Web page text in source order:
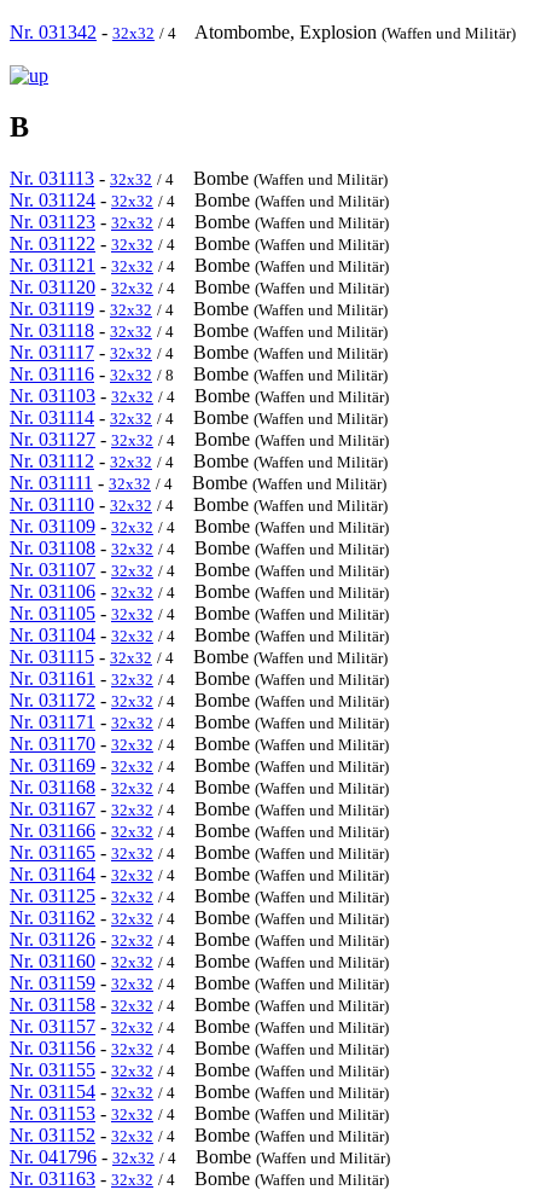
Nr. 031342 - 32x32 / 4 Atombombe, Explosion (Waffen und Militär)
B
Nr. 031113 - 32x32 / 4 Bombe (Waffen und Militär)
Nr. 031124 - 32x32 / 4 Bombe (Waffen und Militär)
Nr. 031123 - 32x32 / 4 Bombe (Waffen und Militär)
Nr. 031122 - 32x32 / 4 Bombe (Waffen und Militär)
Nr. 031121 - 32x32 / 4 Bombe (Waffen und Militär)
Nr. 031120 - 32x32 / 4 Bombe (Waffen und Militär)
Nr. 031119 - 32x32 / 4 Bombe (Waffen und Militär)
Nr. 031118 - 32x32 / 4 Bombe (Waffen und Militär)
Nr. 031117 - 32x32 / 4 Bombe (Waffen und Militär)
Nr. 031116 - 32x32 / 8 Bombe (Waffen und Militär)
Nr. 031103 - 32x32 / 4 Bombe (Waffen und Militär)
Nr. 031114 - 32x32 / 4 Bombe (Waffen und Militär)
Nr. 031127 - 32x32 / 4 Bombe (Waffen und Militär)
Nr. 031112 - 32x32 / 4 Bombe (Waffen und Militär)
Nr. 031111 - 32x32 / 4 Bombe (Waffen und Militär)
Nr. 031110 - 32x32 / 4 Bombe (Waffen und Militär)
Nr. 031109 - 32x32 / 4 Bombe (Waffen und Militär)
Nr. 031108 - 32x32 / 4 Bombe (Waffen und Militär)
Nr. 031107 - 32x32 / 4 Bombe (Waffen und Militär)
Nr. 031106 - 32x32 / 4 Bombe (Waffen und Militär)
Nr. 031105 - 32x32 / 4 Bombe (Waffen und Militär)
Nr. 031104 - 32x32 / 4 Bombe (Waffen und Militär)
Nr. 031115 - 32x32 / 4 Bombe (Waffen und Militär)
Nr. 031161 - 32x32 / 4 Bombe (Waffen und Militär)
Nr. 031172 - 32x32 / 4 Bombe (Waffen und Militär)
Nr. 031171 - 32x32 / 4 Bombe (Waffen und Militär)
Nr. 031170 - 32x32 / 4 Bombe (Waffen und Militär)
Nr. 031169 - 32x32 / 4 Bombe (Waffen und Militär)
Nr. 031168 - 32x32 / 4 Bombe (Waffen und Militär)
Nr. 031167 - 32x32 / 4 Bombe (Waffen und Militär)
Nr. 031166 - 32x32 / 4 Bombe (Waffen und Militär)
Nr. 031165 - 32x32 / 4 Bombe (Waffen und Militär)
Nr. 031164 - 32x32 / 4 Bombe (Waffen und Militär)
Nr. 031125 - 32x32 / 4 Bombe (Waffen und Militär)
Nr. 031162 - 32x32 / 4 Bombe (Waffen und Militär)
Nr. 031126 - 32x32 / 4 Bombe (Waffen und Militär)
Nr. 031160 - 32x32 / 4 Bombe (Waffen und Militär)
Nr. 031159 - 32x32 / 4 Bombe (Waffen und Militär)
Nr. 031158 - 32x32 / 4 Bombe (Waffen und Militär)
Nr. 031157 - 32x32 / 4 Bombe (Waffen und Militär)
Nr. 031156 - 32x32 / 4 Bombe (Waffen und Militär)
Nr. 031155 - 32x32 / 4 Bombe (Waffen und Militär)
Nr. 031154 - 32x32 / 4 Bombe (Waffen und Militär)
Nr. 031153 - 32x32 / 4 Bombe (Waffen und Militär)
Nr. 031152 - 32x32 / 4 Bombe (Waffen und Militär)
Nr. 041796 - 32x32 / 4 Bombe (Waffen und Militär)
Nr. 031163 - 32x32 / 4 Bombe (Waffen und Militär)